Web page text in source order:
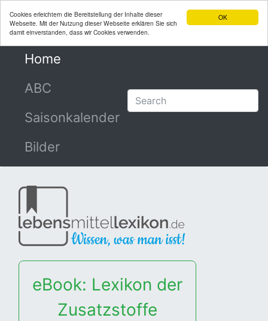
OK
Cookies erleichtern die Bereitstellung der Inhalte dieser
Webseite. Mit der Nutzung dieser Webseite erklären Sie sich
damit einverstanden, dass wir Cookies verwenden.
Home
ABC
Saisonkalender
Bilder
eBook: Lexikon der
Zusatzstoffe